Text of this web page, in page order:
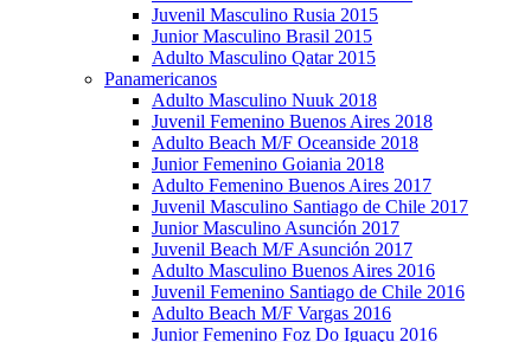
Juvenil Masculino Rusia 2015
Junior Masculino Brasil 2015
Adulto Masculino Qatar 2015
Panamericanos
Adulto Masculino Nuuk 2018
Juvenil Femenino Buenos Aires 2018
Adulto Beach M/F Oceanside 2018
Junior Femenino Goiania 2018
Adulto Femenino Buenos Aires 2017
Juvenil Masculino Santiago de Chile 2017
Junior Masculino Asunción 2017
Juvenil Beach M/F Asunción 2017
Adulto Masculino Buenos Aires 2016
Juvenil Femenino Santiago de Chile 2016
Adulto Beach M/F Vargas 2016
Junior Femenino Foz Do Iguaçu 2016